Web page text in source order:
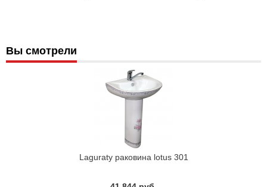
Вы смотрели
Laguraty раковина lotus 301